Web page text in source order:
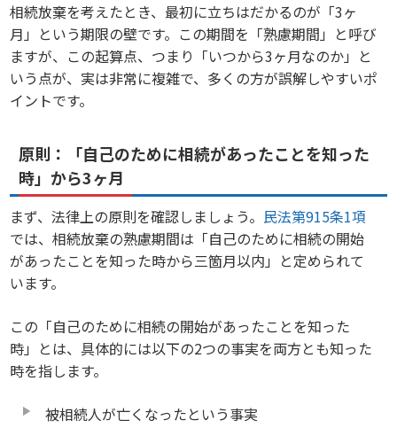
相続放棄を考えたとき、最初に立ちはだかるのが「3ヶ
月」という期限の壁です。この期間を「熟慮期間」と呼び
ますが、この起算点、つまり「いつから3ヶ月なのか」と
いう点が、実は非常に複雑で、多くの方が誤解しやすいポ
イントです。
原則：「自己のために相続があったことを知った
時」から3ヶ月
まず、法律上の原則を確認しましょう。 民法第915条1項
では、相続放棄の熟慮期間は「自己のために相続の開始
があったことを知った時から三箇月以内」と定められて
います。
この「自己のために相続の開始があったことを知った
時」とは、具体的には以下の2つの事実を両方とも知った
時を指します。
被相続人が亡くなったという事実